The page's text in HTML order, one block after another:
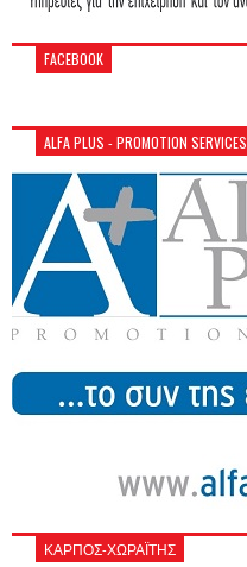
FACEBOOK
ALFA PLUS - PROMOTION SERVICES
ΚΑΡΠΟΣ-ΧΩΡΑΪΤΗΣ